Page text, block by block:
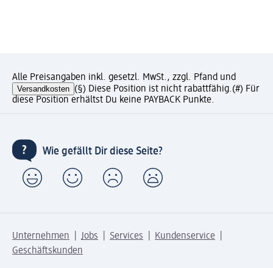
Alle Preisangaben inkl. gesetzl. MwSt., zzgl. Pfand und
Versandkosten (§) Diese Position ist nicht rabattfähig.(#) Für
diese Position erhältst Du keine PAYBACK Punkte.
Wie gefällt Dir diese Seite?
Unternehmen Jobs Services
Kundenservice
Geschäftskunden